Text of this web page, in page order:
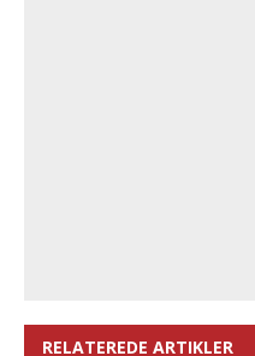
RELATEREDE ARTIKLER